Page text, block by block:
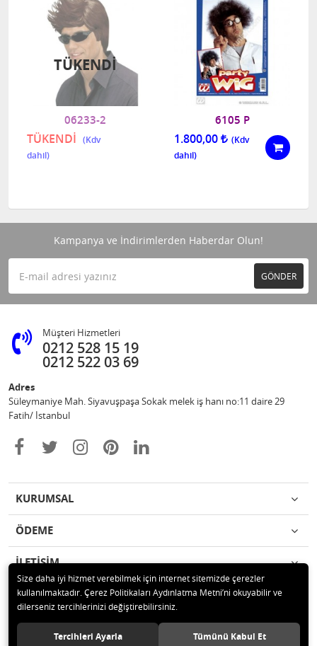
06233-2
TÜKENDİ
TÜKENDI
6105 P
1.800,00
Kampanya ve İndirimlerden Haberdar Olun!
GÖNDER
Müşteri Hizmetleri
0212 528 15 19
0212 522 03 69
Adres
Süleymaniye Mah. Siyavuşpaşa Sokak melek iş hanı no:11 daire 29
Fatih/ İstanbul
KURUMSAL
ÖDEME
İLETİŞİM
© 2020 Ufuk Şaka Oyunları ve Parti Malzemeleri Merkezi Tüm hakları
saklıdır.
Size daha iyi hizmet verebilmek için internet sitemizde çerezler
kullanılmaktadır. Çerez Politikaları Aydınlatma Metni’ni okuyabilir ve
dilerseniz tercihlerinizi değiştirebilirsiniz.
Tercihleri Ayarla Tümünü Kabul Et